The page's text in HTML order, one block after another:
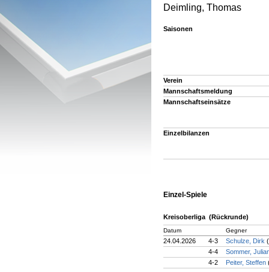
Deimling, Thomas
Saisonen
Verein
Mannschaftsmeldung
Mannschaftseinsätze
Einzelbilanzen
Einzel-Spiele
Kreisoberliga (Rückrunde)
Datum Gegner
24.04.2026 4-3 Schulze, Dirk
4-4
Sommer,
4-2
Peiter, Steffen